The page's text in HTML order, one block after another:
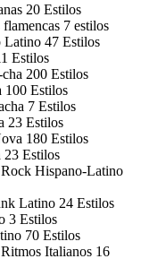
20 Estilos
7 estilos
Latino 47 Estilos
Estilos
200 Estilos
100 Estilos
7 Estilos
23 Estilos
180 Estilos
23 Estilos
Hispano-Latino
Latino 24 Estilos
3 Estilos
70 Estilos
Italianos 16